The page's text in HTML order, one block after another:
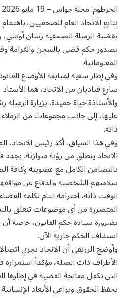
​الخرطوم: مجلة حواس – 19 مايو 2026
​يتابع الاتحاد العام للصحفيين،
بقضية الزميلة الصحفية رشان أوشي،
بصدور حكم قضى بالسجن والغرامة
المعلوماتية.
​وفي إطار سعيه لمتابعة الأوضاع
سارع قياديان من الاتحاد، هما
والأستاذة حياة حميدة، بزيارة الزميلة
عليها، إلى جانب مجموعات من
ذاته.
​وفي هذا السياق، أكد رئيس الاتحاد،
الاتحاد ينطلق من رؤية متوازنة، يجدد
بالتضامن الكامل مع عضويته وكافة
سلامتهم الشخصية والدفاع عن
الوقت ذاته، احترامه التام لكلمة
المتضررة من أي موضوعات تتعلق
بضرورة سيادة حكم القانون، خاصة
استئناف الحكم جارية الآن.
​وأوضح الرزيقي أن الاتحاد يجري
الأطراف ذات الصلة، مؤكداً استمراره
التي تكفل معالجة القضية في إطارها
يحفظ الحقوق ويراعي الأبعاد